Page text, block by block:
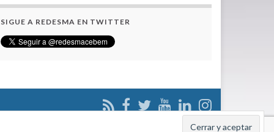
SIGUE A REDESMA EN TWITTER